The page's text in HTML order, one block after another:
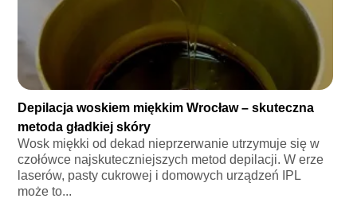
Depilacja woskiem miękkim Wrocław – skuteczna
metoda gładkiej skóry
Wosk miękki od dekad nieprzerwanie utrzymuje się w
czołówce najskuteczniejszych metod depilacji. W erze
laserów, pasty cukrowej i domowych urządzeń IPL
może to...